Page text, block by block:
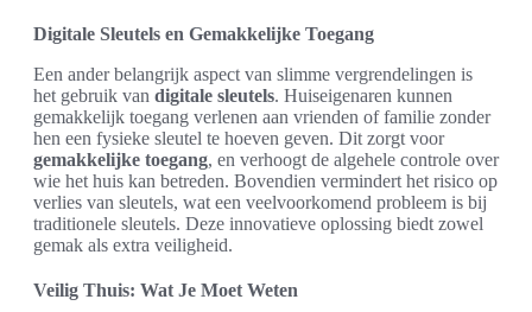
Digitale Sleutels en Gemakkelijke Toegang
Een ander belangrijk aspect van slimme vergrendelingen is
het gebruik van digitale sleutels. Huiseigenaren kunnen
gemakkelijk toegang verlenen aan vrienden of familie zonder
hen een fysieke sleutel te hoeven geven. Dit zorgt voor
gemakkelijke toegang, en verhoogt de algehele controle over
wie het huis kan betreden. Bovendien vermindert het risico op
verlies van sleutels, wat een veelvoorkomend probleem is bij
traditionele sleutels. Deze innovatieve oplossing biedt zowel
gemak als extra veiligheid.
Veilig Thuis: Wat Je Moet Weten